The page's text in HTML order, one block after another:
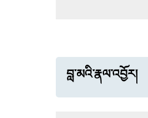
བླ་མའི་རྣལ་འབྱོར།